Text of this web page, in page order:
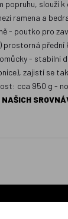
ramena a
- poutko pro
-
zajistí se
cca 950 g -